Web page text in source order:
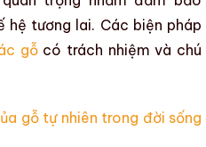
tương lai. Các biện pháp
gỗcó trách nhiệm và chú
gỗ tự nhiên trong đời sống